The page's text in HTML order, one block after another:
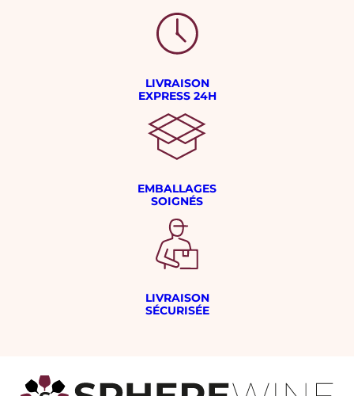
LIVRAISON
EXPRESS 24H
EMBALLAGES
SOIGNÉS
LIVRAISON
SÉCURISÉE